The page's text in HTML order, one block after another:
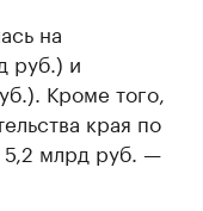
на
руб.) и
Кроме того,
края по
5,2 млрд руб. —